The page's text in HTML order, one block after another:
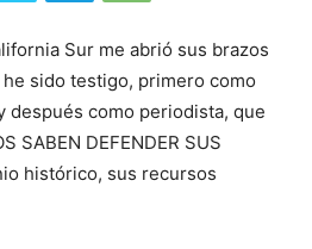
Sur me abrió sus brazos
sido testigo, primero como
después como periodista, que
SABEN DEFENDER SUS
histórico, sus recursos